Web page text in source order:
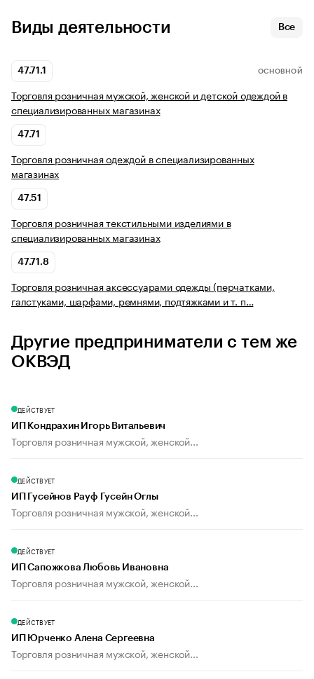
Виды деятельности Все
47.71.1 ОСНОВНОЙ
Торговля розничная мужской, женской и детской одеждой в
специализированных магазинах
47.71
Торговля розничная одеждой в специализированных
магазинах
47.51
Торговля розничная текстильными изделиями в
специализированных магазинах
47.71.8
Торговля розничная аксессуарами одежды (перчатками,
галстуками, шарфами, ремнями, подтяжками и т. п…
Другие предприниматели с тем же
ОКВЭД
ДЕЙСТВУЕТ
ИП Кондрахин Игорь Витальевич
Торговля розничная мужской, женской...
ДЕЙСТВУЕТ
ИП Гусейнов Рауф Гусейн Оглы
Торговля розничная мужской, женской...
ДЕЙСТВУЕТ
ИП Сапожкова Любовь Ивановна
Торговля розничная мужской, женской...
ДЕЙСТВУЕТ
ИП Юрченко Алена Сергеевна
Торговля розничная мужской, женской...